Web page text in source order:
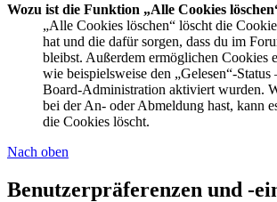
Wozu ist die Funktion „Alle Cookies
„Alle Cookies löschen“ löscht die
hat und die dafür sorgen, dass du im
bleibst. Außerdem ermöglichen Cookies
wie beispielsweise den „Gelesen“-
Board-Administration aktiviert wurden.
bei der An- oder Abmeldung hast, kann
die Cookies löscht.
Nach oben
Benutzerpräferenzen und -